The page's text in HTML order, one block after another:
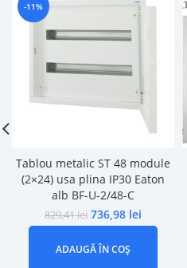
-11%
Tablou metalic ST 48 module
(2×24) usa plina IP30 Eaton
alb BF-U-2/48-C
829,41lei 736,98 lei
ADAUGĂ ÎN COȘ